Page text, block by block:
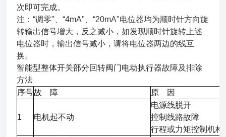
次即可完成。
注：“调零"、“4mA"、“20mA"电位器均为顺时针方向旋
转输出信号增大，反之减小，如发现顺时针旋转上述
电位器时，输出信号减小，请将电位器两边的线互
换。
智能型整体开关部分回转阀门电动执行器故障及排除
方法
序号故 障 原 因
1 电机起不动
电源线脱开
控制线路故障
行程或力矩控制机构